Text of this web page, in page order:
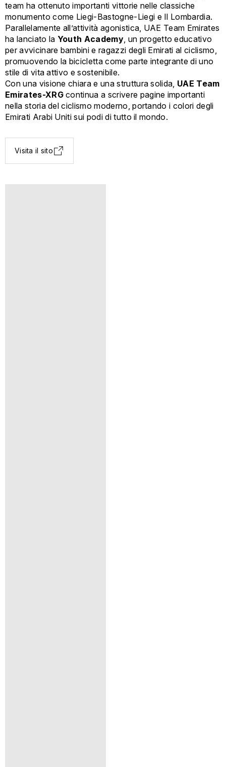
team ha ottenuto importanti vittorie nelle classiche
monumento come Liegi-Bastogne-Liegi e Il Lombardia.
Parallelamente all’attività agonistica, UAE Team Emirates
ha lanciato la Youth Academy, un progetto educativo
per avvicinare bambini e ragazzi degli Emirati al ciclismo,
promuovendo la bicicletta come parte integrante di uno
stile di vita attivo e sostenibile.
Con una visione chiara e una struttura solida, UAE Team
Emirates-XRGcontinua a scrivere pagine importanti
nella storia del ciclismo moderno, portando i colori degli
Emirati Arabi Uniti sui podi di tutto il mondo.
Visita il sito